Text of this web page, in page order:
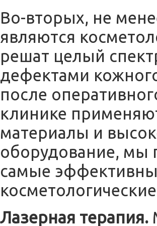
Во-вторых, не
являются
решат целый
дефектами
после
клинике
материалы и
оборудование, мы
самые
Лазерная терапия.